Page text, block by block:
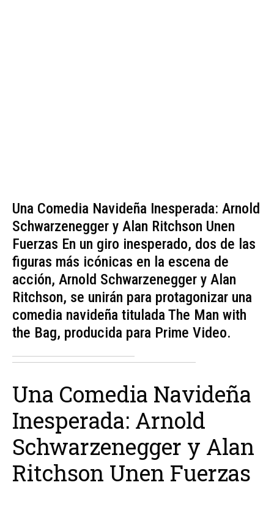
Una Comedia Navideña Inesperada: Arnold
Schwarzenegger y Alan Ritchson Unen
Fuerzas En un giro inesperado, dos de las
figuras más icónicas en la escena de
acción, Arnold Schwarzenegger y Alan
Ritchson, se unirán para protagonizar una
comedia navideña titulada The Man with
the Bag, producida para Prime Video.
Una Comedia Navideña
Inesperada: Arnold
Schwarzenegger y Alan
Ritchson Unen Fuerzas